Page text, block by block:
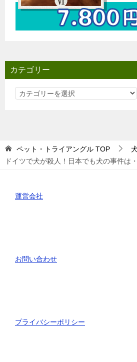
カテゴリー
カ
ペット・トライアングル TOP
ドイツで犬が殺人！日本でも犬の事件は
運営会社
お問い合わせ
プライバシーポリシー